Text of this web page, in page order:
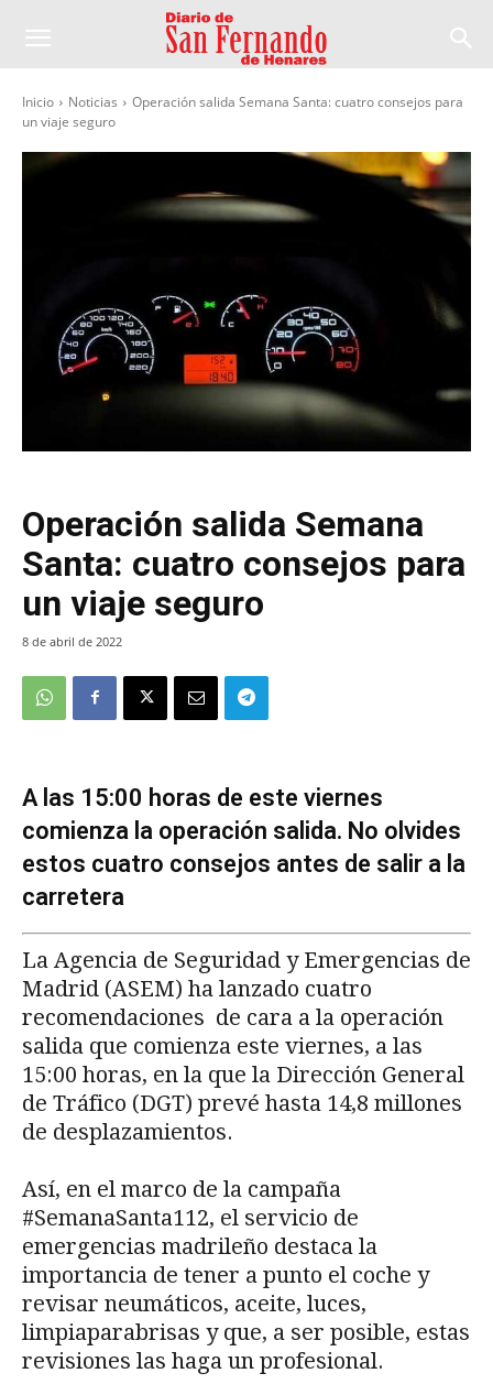
Inicio Noticias
Operación salida Semana Santa: cuatro consejos para
un viaje seguro
Operación salida Semana
Santa: cuatro consejos para
un viaje seguro
8 de abril de 2022
A las 15:00 horas de este viernes
comienza la operación salida. No olvides
estos cuatro consejos antes de salir a la
carretera
La Agencia de Seguridad y Emergencias de
Madrid (ASEM) ha lanzado cuatro
recomendaciones de cara a la operación
salida que comienza este viernes, a las
15:00 horas, en la que la Dirección General
de Tráfico (DGT) prevé hasta 14,8 millones
de desplazamientos.
Así, en el marco de la campaña
#SemanaSanta112, el servicio de
emergencias madrileño destaca la
importancia de tener a punto el coche y
revisar neumáticos, aceite, luces,
limpiaparabrisas y que, a ser posible, estas
revisiones las haga un profesional.